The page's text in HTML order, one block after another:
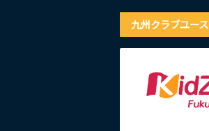
九州クラブユー